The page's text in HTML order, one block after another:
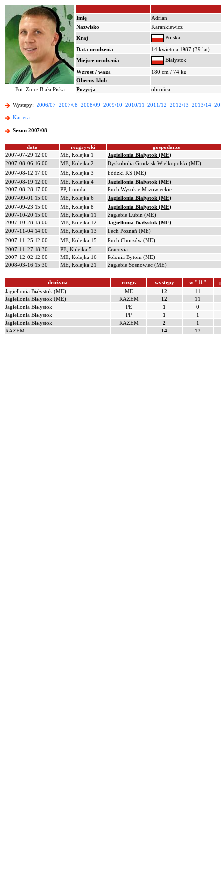
Imię
Adrian
Nazwisko
Karankiewicz
Kraj
Polska
Data urodzenia
14 kwietnia 1987 (39 lat)
Miejsce urodzenia
Białystok
Wzrost / waga
180 cm / 74 kg
Obecny klub
Fot: Znicz Biała Piska
Pozycja obrońca
Występy: 2006/07 2007/08 2008/09 2009/10 2010/11 2011/12 2012/13 2013/14
Kariera
Sezon 2007/08
data rozgrywki
gospodarze
2007-07-29 12:00
ME, Kolejka 1
Jagiellonia Białystok (ME)
2007-08-06 16:00
ME, Kolejka 2
Dyskobolia Grodzisk Wielkopolski (ME)
2007-08-12 17:00
ME, Kolejka 3
Łódzki KS (ME)
2007-08-19 12:00
ME, Kolejka 4
Jagiellonia Białystok (ME)
2007-08-28 17:00
PP, I runda
Ruch Wysokie Mazowieckie
2007-09-01 15:00
ME, Kolejka 6
Jagiellonia Białystok (ME)
2007-09-23 15:00
ME, Kolejka 8
Jagiellonia Białystok (ME)
2007-10-20 15:00
ME, Kolejka 11
Zagłębie Lubin (ME)
2007-10-28 13:00
ME, Kolejka 12
Jagiellonia Białystok (ME)
2007-11-04 14:00
ME, Kolejka 13
Lech Poznań (ME)
2007-11-25 12:00
ME, Kolejka 15
Ruch Chorzów (ME)
2007-11-27 18:30
PE, Kolejka 5
Cracovia
2007-12-02 12:00
ME, Kolejka 16
Polonia Bytom (ME)
2008-03-16 15:30
ME, Kolejka 21 Zagłębie Sosnowiec (ME)
drużyna rozgr. występy w "11"
Jagiellonia Białystok (ME)
ME 12
11
Jagiellonia Białystok (ME)
RAZEM 12
11
Jagiellonia Białystok
PE 1
0
Jagiellonia Białystok
PP 1
1
Jagiellonia Białystok
RAZEM 2
1
RAZEM
14 12